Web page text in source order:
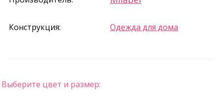
Конструкция: Одежда для дома
Выберите цвет и размер: